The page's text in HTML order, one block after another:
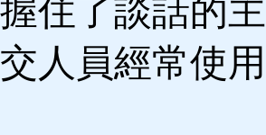
住了談話的
人員經常使